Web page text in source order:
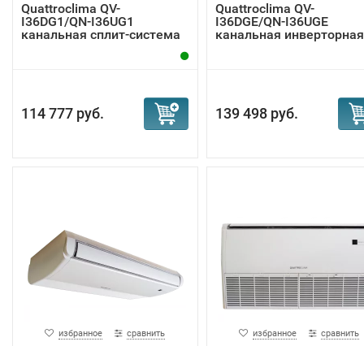
Quattroclima QV-
I36DG1/QN-I36UG1
канальная сплит-система
114 777 руб.
Quattroclima QV-
I36DGE/QN-I36UGE
канальная инверторная
139 498 руб.
избранное сравнить избранное сравнить